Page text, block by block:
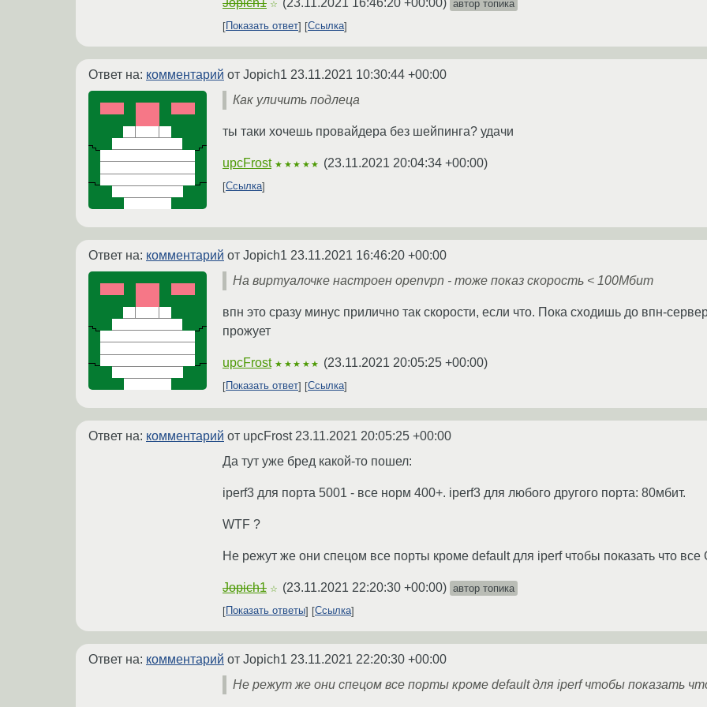
☆
автор топика
Показать ответ
Ссылка
Ответ на: комментарий от Jopich1 23.11.2021 10:30:44 +00:00
Как уличить подлеца
ты таки хочешь провайдера без шейпинга? удачи
upcFrost ★★★★★ (23.11.2021 20:04:34 +00:00)
Ссылка
Ответ на: комментарий от Jopich1 23.11.2021 16:46:20 +00:00
На виртуалочке настроен openvpn - тоже показ скорость < 100Мбит
впн это сразу минус прилично так скорости, если что. Пока сходишь до впн-
прожует
upcFrost ★★★★★ (23.11.2021 20:05:25 +00:00)
Показать ответ Ссылка
Ответ на: комментарий от upcFrost 23.11.2021 20:05:25 +00:00
Да тут уже бред какой-то пошел:
iperf3 для порта 5001 - все норм 400+. iperf3 для любого другого порта: 80мбит.
WTF ?
Не режут же они спецом все порты кроме default для iperf чтобы показать что все
Jopich1 ☆ (23.11.2021 22:20:30 +00:00) автор топика
Показать ответы
Ссылка
Ответ на: комментарий от Jopich1 23.11.2021 22:20:30 +00:00
Не режут же они спецом все порты кроме default для iperf чтобы показать